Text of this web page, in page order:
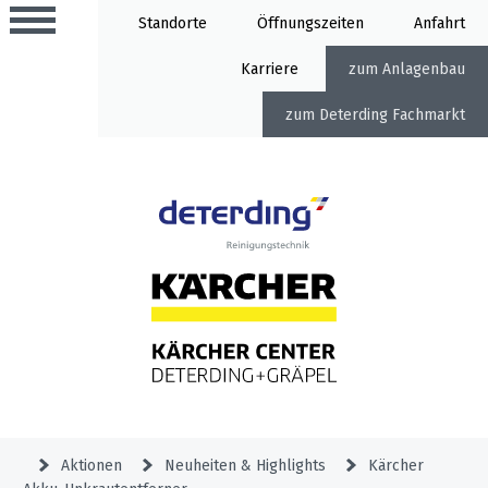
Standorte Öffnung Anfahrt
Karriere Anlagenbau
Deterding Fachmarkt
Beratungstermine
Aktionen
Meldung
Unternehmen
Aktionen Neuheiten & Highlights
Kärcher